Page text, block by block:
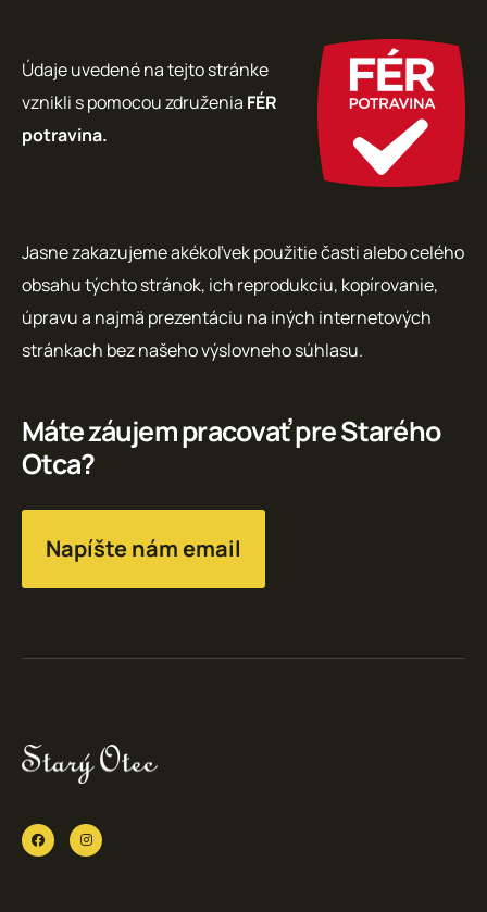
Údaje uvedené na tejto stránke
vznikli s pomocou združenia FÉR
potravina.
Jasne zakazujeme akékoľvek použitie časti alebo celého
obsahu týchto stránok, ich reprodukciu, kopírovanie,
úpravu a najmä prezentáciu na iných internetových
stránkach bez našeho výslovneho súhlasu.
Máte záujem pracovať pre Starého
Otca?
Napíšte nám email